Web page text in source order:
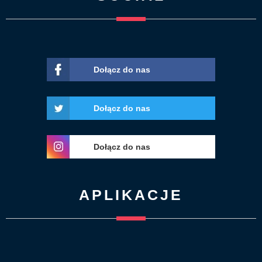
Dołącz do nas
Dołącz do nas
Dołącz do nas
APLIKACJE